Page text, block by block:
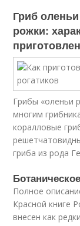
Гриб
рожки:
Грибы «оленьи
многим
коралловые
гриба из рода
Полное
Красной книге
внесен как